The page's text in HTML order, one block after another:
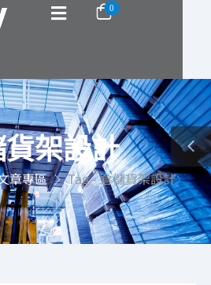
0
架設計
章專區 Tag - 倉儲貨架設計